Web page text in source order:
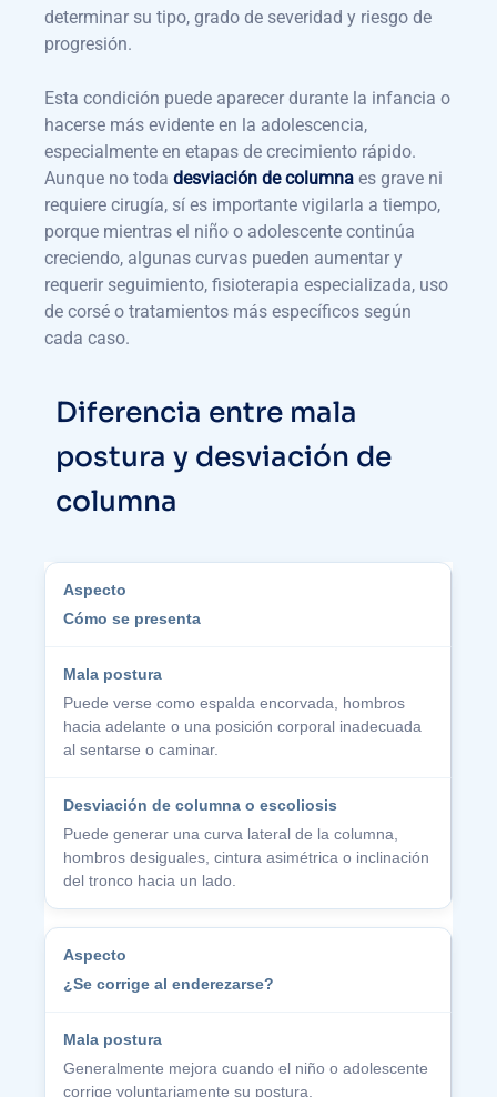
determinar su tipo, grado de severidad y riesgo de
progresión.
Esta condición puede aparecer durante la infancia o
hacerse más evidente en la adolescencia,
especialmente en etapas de crecimiento rápido.
Aunque no toda desviación de columna es grave ni
requiere cirugía, sí es importante vigilarla a tiempo,
porque mientras el niño o adolescente continúa
creciendo, algunas curvas pueden aumentar y
requerir seguimiento, fisioterapia especializada, uso
de corsé o tratamientos más específicos según
cada caso.
Diferencia entre mala
postura y desviación de
columna
Cómo se presenta
Puede verse como espalda encorvada, hombros
hacia adelante o una posición corporal inadecuada
al sentarse o caminar.
Puede generar una curva lateral de la columna,
hombros desiguales, cintura asimétrica o inclinación
del tronco hacia un lado.
¿Se corrige al enderezarse?
Generalmente mejora cuando el niño o adolescente
corrige voluntariamente su postura.